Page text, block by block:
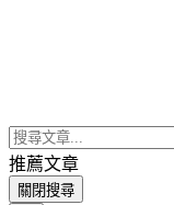
推薦文章
關閉搜尋